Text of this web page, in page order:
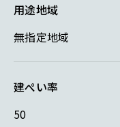
用途地域
無指定地域
建ぺい率
50